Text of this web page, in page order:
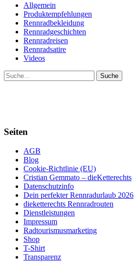
Allgemein
Produktempfehlungen
Rennradbekleidung
Rennradgeschichten
Rennradreisen
Rennradsatire
Videos
Suche
Seiten
AGB
Blog
Cookie-Richtlinie (EU)
Cristian Gemmato – dieKetterechts
Datenschutzinfo
Dein perfekter Rennradurlaub 2026
dieketterechts Rennradrouten
Dienstleistungen
Impressum
Radtourismusmarketing
Shop
T-Shirt
Transparenz